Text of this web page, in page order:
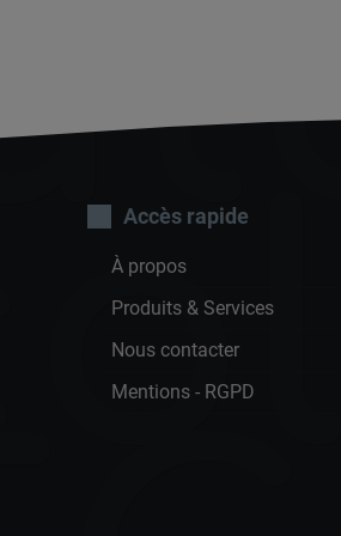
Accès rapide
À propos
Produits & Services
Nous contacter
Mentions - RGPD